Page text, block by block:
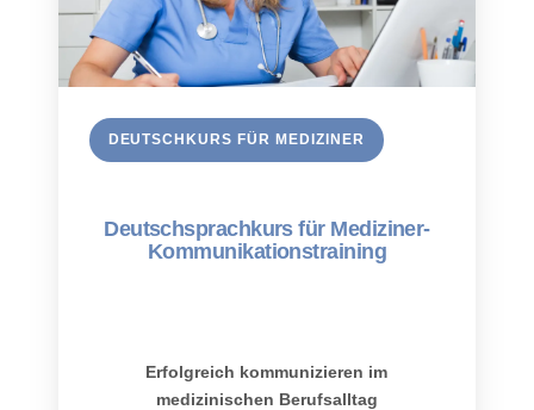
DEUTSCHKURS FÜR MEDIZINER
Deutschsprach­kurs für Mediziner-
Kommunikations­training
Erfolgreich kommunizieren im
medizinischen Berufsalltag